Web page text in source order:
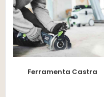
Ferramenta Castra